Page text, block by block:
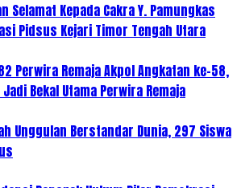
Selamat Kepada Cakra Y. Pamungkas
Pidsus Kejari Timor Tengah Utara
Perwira Remaja Akpol Angkatan ke-58,
Bekal Utama Perwira Remaja
Unggulan Berstandar Dunia, 297 Siswa